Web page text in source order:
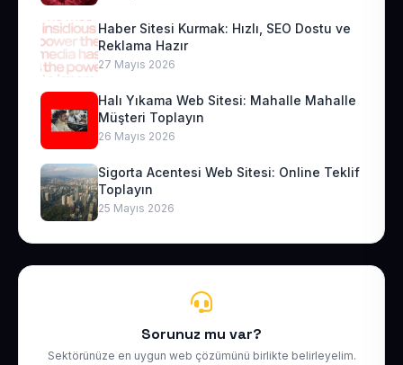
Haber Sitesi Kurmak: Hızlı, SEO Dostu ve
Reklama Hazır
27 Mayıs 2026
Halı Yıkama Web Sitesi: Mahalle Mahalle
Müşteri Toplayın
26 Mayıs 2026
Sigorta Acentesi Web Sitesi: Online Teklif
Toplayın
25 Mayıs 2026
Sorunuz mu var?
Sektörünüze en uygun web çözümünü birlikte belirleyelim.